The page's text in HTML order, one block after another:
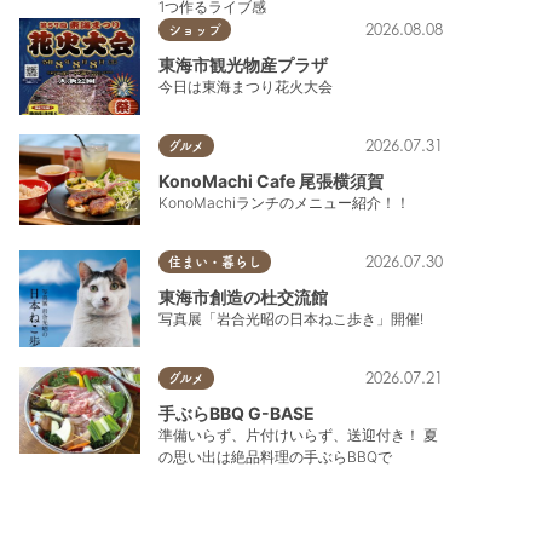
1つ作るライブ感
ショップ 2026.08.08
東海市観光物産プラザ
今日は東海まつり花火大会
グルメ 2026.07.31
KonoMachi Cafe 尾張横須賀
KonoMachiランチのメニュー紹介！！
住まい・暮らし 2026.07.30
東海市創造の杜交流館
写真展「岩合光昭の日本ねこ歩き」開催!
グルメ 2026.07.21
手ぶらBBQ G-BASE
準備いらず、片付けいらず、送迎付き！ 夏
の思い出は絶品料理の手ぶらBBQで